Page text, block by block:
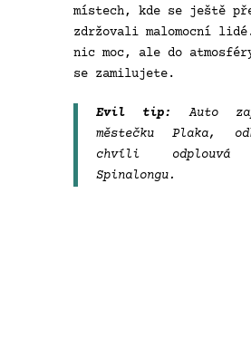
místech, kde se ještě
zdržovali malomocní
nic moc, ale do
se zamilujete.
Evil tip:
Auto
městečku Plaka,
chvíli
Spinalongu.